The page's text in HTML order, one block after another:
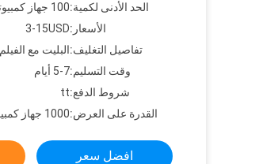
الحد الأدنى لكمية:100 جهاز كمبيوتر شخصى
الأسعار:3-15USD
تفاصيل التغليف:البليت مع الفيلم
وقت التسليم:5-7 أيام
شروط الدفع:tt
القدرة على العرض:1000 جهاز كمبيوتر شخصى / اليوم
افضل سعر